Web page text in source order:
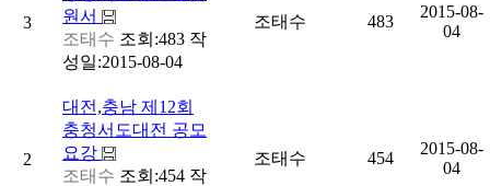
3
원서
조태수 조회:483 작
성일:2015-08-04
조태수 483
2015-08-
04
2
대전,충남 제12회
충청서도대전 공모
요강
조태수 조회:454 작
조태수 454
2015-08-
04